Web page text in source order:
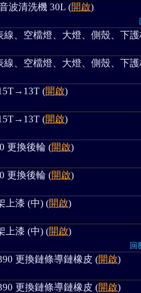
波清洗機 30L (開啟)
、空檔燈、大燈、側殼、下護
、空檔燈、大燈、側殼、下護
(開啟)
(開啟)
更換後輪 (開啟)
更換後輪 (開啟)
上漆 (中) (開啟)
上漆 (中) (開啟)
回
更換鏈條導鏈橡皮 (開啟)
更換鏈條導鏈橡皮 (開啟)